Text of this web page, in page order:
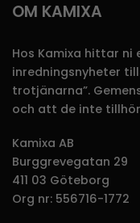
OM KAMIXA
Hos Kamixa hittar ni
inredningsnyheter
trotjänarna”.
och att de inte
Kamixa AB
Burggrevegatan 29
411 03 Göteborg
Org nr: 556716-1772